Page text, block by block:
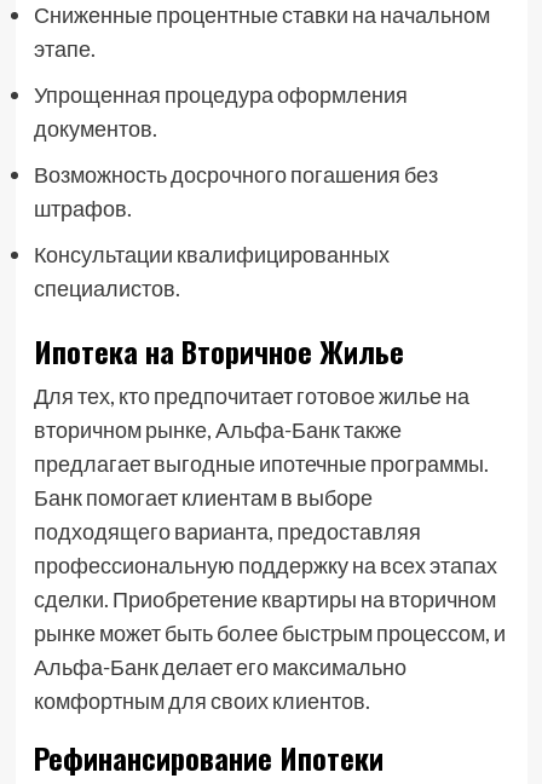
Сниженные процентные ставки на начальном
этапе.
Упрощенная процедура оформления
документов.
Возможность досрочного погашения без
штрафов.
Консультации квалифицированных
специалистов.
Ипотека на Вторичное Жилье
Для тех, кто предпочитает готовое жилье на
вторичном рынке, Альфа-Банк также
предлагает выгодные ипотечные программы.
Банк помогает клиентам в выборе
подходящего варианта, предоставляя
профессиональную поддержку на всех этапах
сделки. Приобретение квартиры на вторичном
рынке может быть более быстрым процессом, и
Альфа-Банк делает его максимально
комфортным для своих клиентов.
Рефинансирование Ипотеки